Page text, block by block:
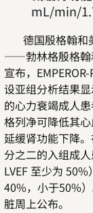
mL/min/
德国殷格翰和
——勃林格殷格翰
宣布，
设亚组分析结果
的心力衰竭成人
格列净可降低其
延缓肾功能下降
分之二的入组成
LVEF 至少为
40%，小于50%
脏周上公布。